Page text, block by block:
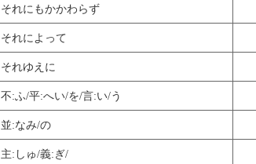
それにもかかわらず
それによって
それゆえに
不:ふ/平:へい/を/言:い/う
並:なみ/の
主:しゅ/義:ぎ/